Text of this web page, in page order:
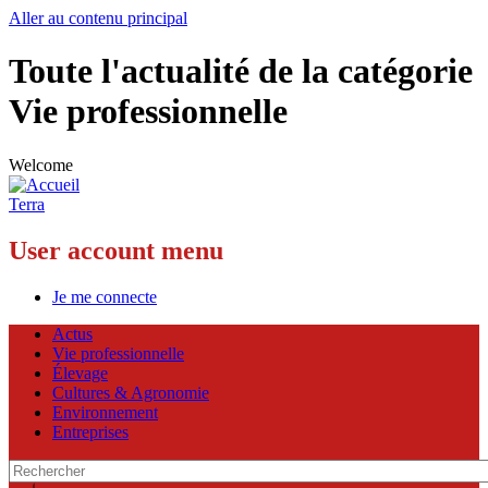
Aller au contenu principal
Toute l'actualité de la catégorie
Vie professionnelle
Welcome
Terra
User account menu
Je me connecte
Actus
Vie professionnelle
Élevage
Cultures & Agronomie
Environnement
Entreprises